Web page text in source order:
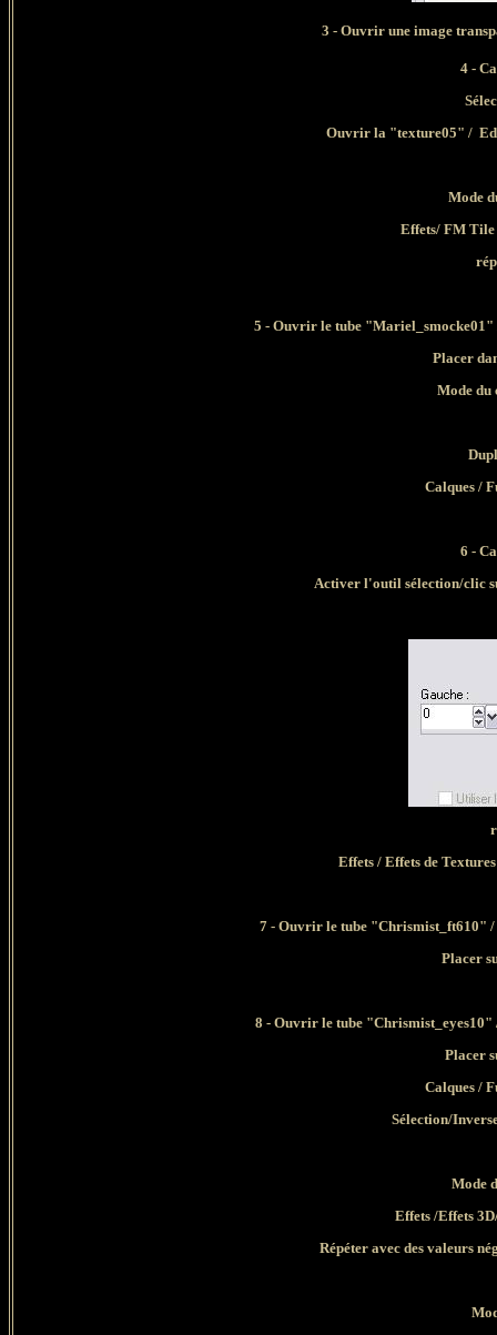
3 - Ouvrir une image
4 -
Ouvrir la "texture05" /
Mode
Effets/ FM Tile
5 - Ouvrir le tube
Placer
Mode du
Calques /
6 -
Activer l'outil sélection/clic
Effets / Effets de
7 - Ouvrir le tube
Placer
8 - Ouvrir le tube "Chrismist_
Placer
Calques /
Sélection/
Mode
Effets /Effets
Répéter avec des valeurs